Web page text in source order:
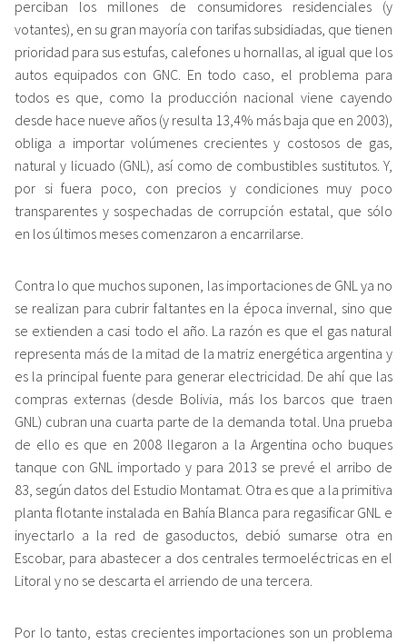
perciban los millones de consumidores residenciales (y
votantes), en su gran mayoría con tarifas subsidiadas, que tienen
prioridad para sus estufas, calefones u hornallas, al igual que los
autos equipados con GNC. En todo caso, el problema para
todos es que, como la producción nacional viene cayendo
desde hace nueve años (y resulta 13,4% más baja que en 2003),
obliga a importar volúmenes crecientes y costosos de gas,
natural y licuado (GNL), así como de combustibles sustitutos. Y,
por si fuera poco, con precios y condiciones muy poco
transparentes y sospechadas de corrupción estatal, que sólo
en los últimos meses comenzaron a encarrilarse.
Contra lo que muchos suponen, las importaciones de GNL ya no
se realizan para cubrir faltantes en la época invernal, sino que
se extienden a casi todo el año. La razón es que el gas natural
representa más de la mitad de la matriz energética argentina y
es la principal fuente para generar electricidad. De ahí que las
compras externas (desde Bolivia, más los barcos que traen
GNL) cubran una cuarta parte de la demanda total. Una prueba
de ello es que en 2008 llegaron a la Argentina ocho buques
tanque con GNL importado y para 2013 se prevé el arribo de
83, según datos del Estudio Montamat. Otra es que a la primitiva
planta flotante instalada en Bahía Blanca para regasificar GNL e
inyectarlo a la red de gasoductos, debió sumarse otra en
Escobar, para abastecer a dos centrales termoeléctricas en el
Litoral y no se descarta el arriendo de una tercera.
Por lo tanto, estas crecientes importaciones son un problema